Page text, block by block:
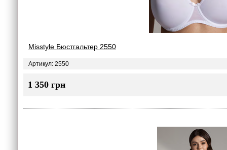
Misstyle Бюстгальтер 2550
Артикул: 2550
1 350 грн